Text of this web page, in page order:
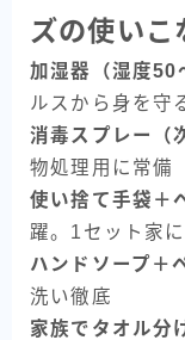
ズの使いこ
加湿器（湿度50
ルスから身を守
消毒スプレー（
物処理用に常備
使い捨て手袋＋
躍。1セット家に
ハンドソープ＋
洗い徹底
家族でタオル分